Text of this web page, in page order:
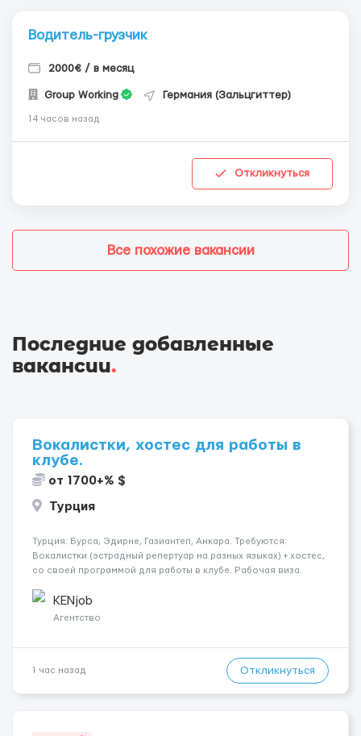
Водитель-грузчик
2000€ / в месяц
Group Working Германия (Зальцгиттер)
14 часов назад
Откликнуться
Все похожие вакансии
Последние добавленные
вакансии.
Вокалистки, хостес для работы в
клубе.
от 1700+% $
Турция
Турция: Бурса, Эдирне, Газиантеп, Анкара. Требуются:
Вокалистки (эстрадный репертуар на разных языках) + хостеc,
со своей программой для работы в клубе. Рабочая виза.
одного до трех месяцев. Мед. страховка. Высокая зарплат...
KENjob
Агентство
1 час назад Откликнуться